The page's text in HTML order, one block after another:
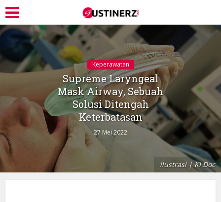
Keperawatan
Supreme Laryngeal
Mask Airway, Sebuah
Solusi Ditengah
Keterbatasan
27 Mei 2022
ilustrasi | KI Doc